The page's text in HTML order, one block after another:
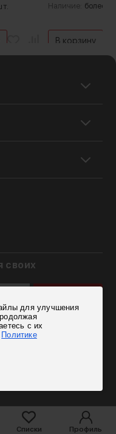
Списки Профиль
Наличие: более 5
В корзину
своих
данных
для улучшения
с их
Политике